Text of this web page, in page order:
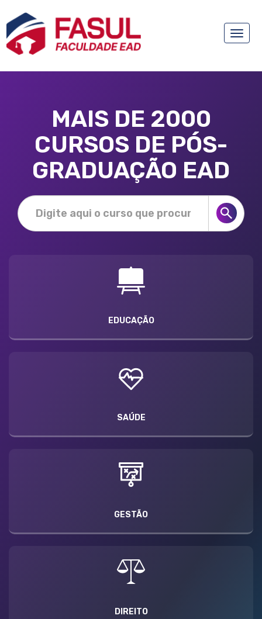
Toggle
MAIS DE 2000
CURSOS DE PÓS-
GRADUAÇÃO EAD
EDUCAÇÃO
SAÚDE
GESTÃO
DIREITO